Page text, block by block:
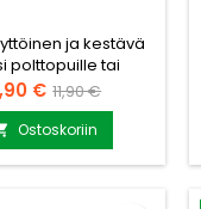
ja kestävä
polttopuille tai
Valitse
kuva kassiin
valikosta.
Tilavuus 45 L
eläinkuvat
€ Normaalihinta
11,90 €
Ostoskoriin